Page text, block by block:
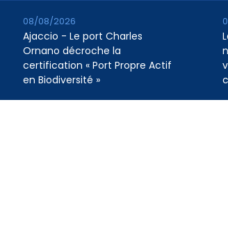
Ajaccio - Le port Charles
Ornano décroche la
certification « Port Propre Actif
en Biodiversité »
08/08/2026